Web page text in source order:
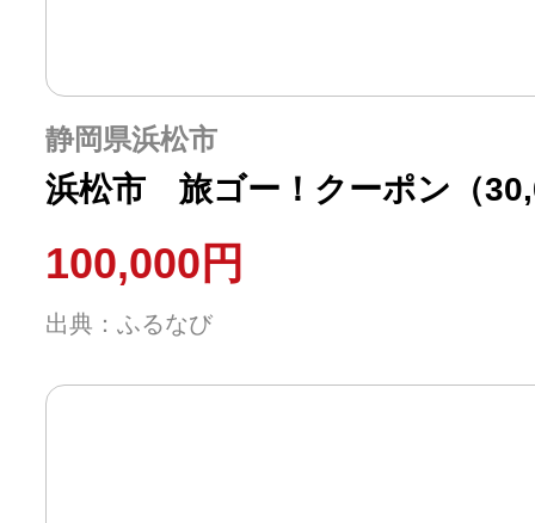
静岡県浜松市
浜松市 旅ゴー！クーポン（
100,000円
出典：ふるなび